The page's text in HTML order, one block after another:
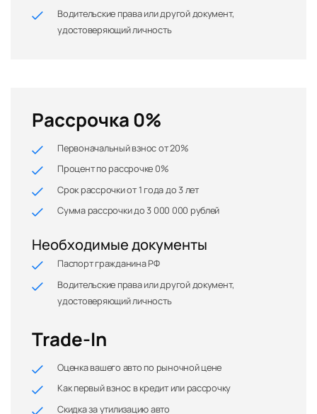
Водительские права или другой документ,
удостоверяющий личность
Рассрочка 0%
Первоначальный взнос от 20%
Процент по рассрочке 0%
Срок рассрочки от 1 года до 3 лет
Сумма рассрочки до 3 000 000 рублей
Необходимые документы
Паспорт гражданина РФ
Водительские права или другой документ,
удостоверяющий личность
Trade-In
Оценка вашего авто по рыночной цене
Как первый взнос в кредит или рассрочку
Скидка за утилизацию авто